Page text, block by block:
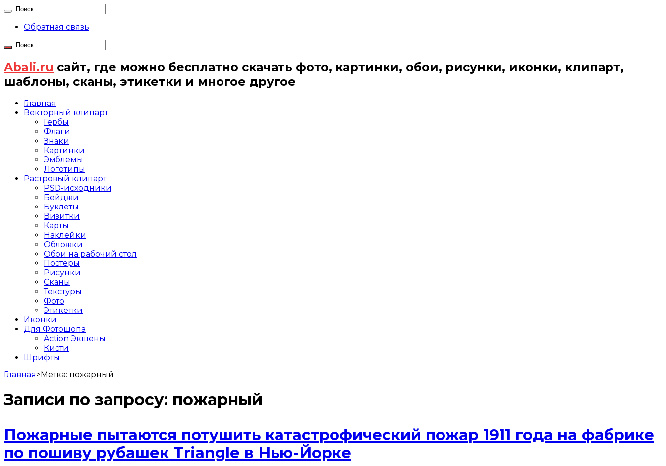
Обратная связь
Abali.ru сайт, где можно бесплатно скачать фото, картинки, обои, рисунки, иконки, клипарт,
шаблоны, сканы, этикетки и многое другое
Главная
Векторный клипарт
Гербы
Флаги
Знаки
Картинки
Эмблемы
Логотипы
Растровый клипарт
PSD-исходники
Бейджи
Буклеты
Визитки
Карты
Наклейки
Обложки
Обои на рабочий стол
Постеры
Рисунки
Сканы
Текстуры
Фото
Этикетки
Иконки
Для Фотошопа
Action Экшены
Кисти
Шрифты
Главная>Метка: пожарный
Записи по запросу: пожарный
Пожарные пытаются потушить катастрофический пожар 1911 года на фабрике
по пошиву рубашек Triangle в Нью-Йорке